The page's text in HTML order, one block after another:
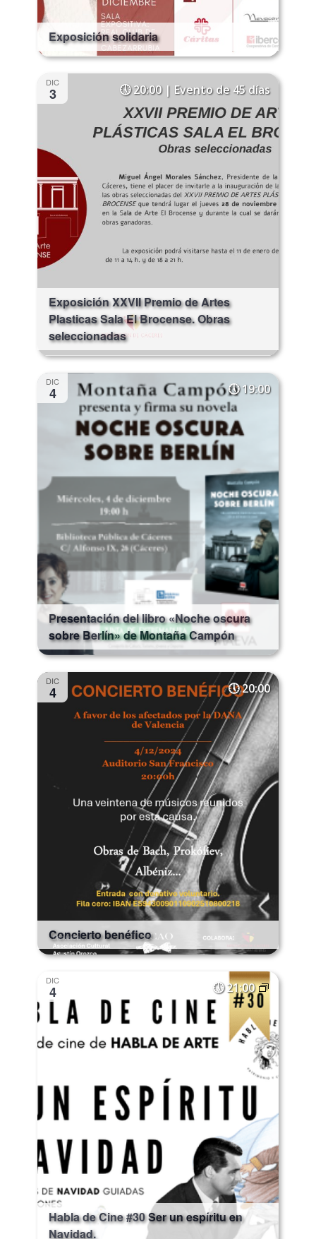
Exposición solidaria
DIC
3 20:00 | Evento de 45 días
Exposición XXVII Premio de Artes
Plasticas Sala El Brocense. Obras
seleccionadas
DIC
4 19:00
Presentación del libro «Noche oscura
sobre Berlín» de Montaña Campón
DIC
4 20:00
Concierto benéfico
DIC
4 21:00
Habla de Cine #30 Ser un espíritu en
Navidad.